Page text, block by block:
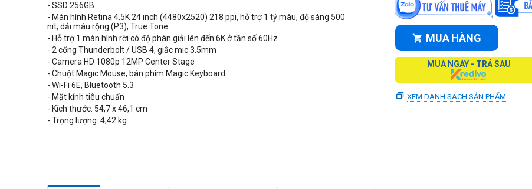
- SSD 256GB
- Màn hình Retina 4.5K 24 inch (4480x2520) 218 ppi, hỗ trợ 1 tỷ màu, độ sáng 500
nit, dải màu rộng (P3), True Tone
- Hỗ trợ 1 màn hình rời có độ phân giải lên đến 6K ở tần số 60Hz
- 2 cổng Thunderbolt / USB 4, giắc mic 3.5mm
- Camera HD 1080p 12MP Center Stage
- Chuột Magic Mouse, bàn phím Magic Keyboard
- Wi-Fi 6E, Bluetooth 5.3
- Mặt kính tiêu chuẩn
- Kích thước: 54,7x 46,1 cm
- Trọng lượng: 4,42 kg
MUA HÀNG
MUA NGAY - TRẢ SAU
XEM DANH SÁCH SẢN PHẨM